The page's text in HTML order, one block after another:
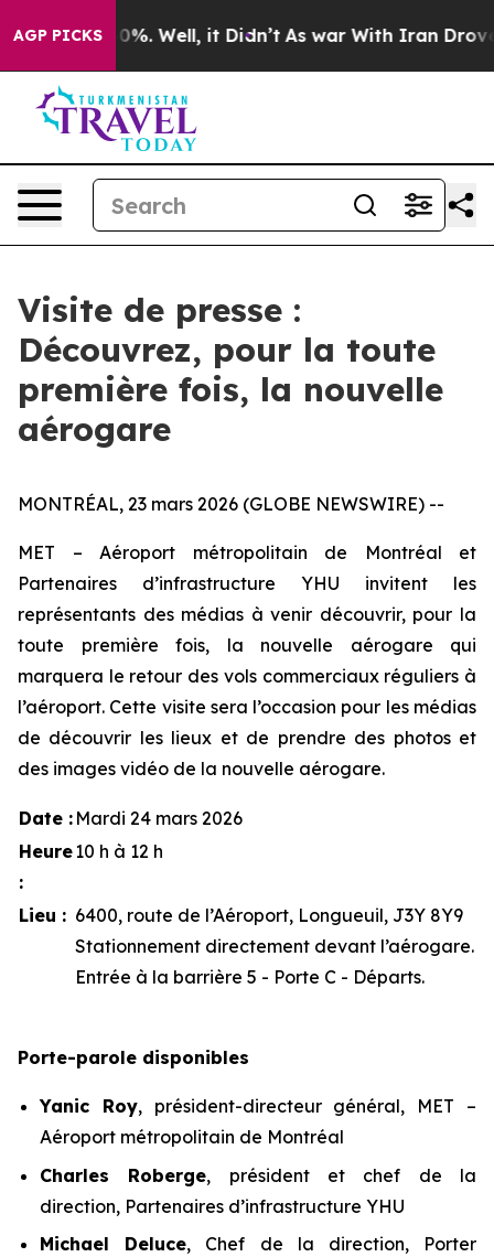
AGP PICKS
Around 40%. Well, it Didn’t As war With Iran Drove
Visite de presse :
Découvrez, pour la toute
première fois, la nouvelle
aérogare
MONTRÉAL, 23 mars 2026 (GLOBE NEWSWIRE) --
MET – Aéroport métropolitain de Montréal et
Partenaires d’infrastructure YHU invitent les
représentants des médias à venir découvrir, pour la
toute première fois, la nouvelle aérogare qui
marquera le retour des vols commerciaux réguliers à
l’aéroport. Cette visite sera l’occasion pour les médias
de découvrir les lieux et de prendre des photos et
des images vidéo de la nouvelle aérogare.
Date : Mardi 24 mars 2026
Heure
:
10 h à 12 h
Lieu : 6400, route de l’Aéroport, Longueuil, J3Y 8Y9
Stationnement directement devant l’aérogare.
Entrée à la barrière 5 - Porte C - Départs.
Porte-parole disponibles
Yanic Roy, président-directeur général, MET –
Aéroport métropolitain de Montréal
Charles Roberge, président et chef de la
direction, Partenaires d’infrastructure YHU
Michael Deluce, Chef de la direction, Porter